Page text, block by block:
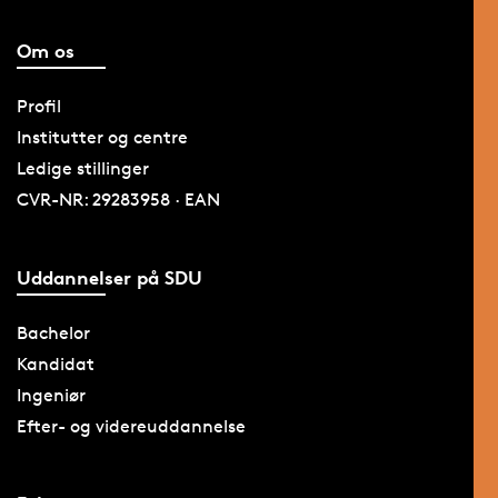
Om os
Profil
Institutter og centre
Ledige stillinger
CVR-NR: 29283958 · EAN
Uddannelser på SDU
Bachelor
Kandidat
Ingeniør
Efter- og videreuddannelse